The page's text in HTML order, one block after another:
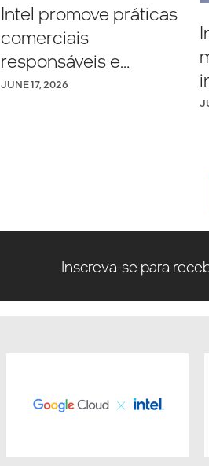
Intel promove práticas
comerciais
responsáveis e
crescimento
JUNE 17, 2026
Inscreva-se para